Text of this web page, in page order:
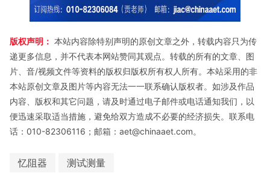
版权声明： 本站内容除特别声明的原创文章之外，转载内容只为传
递更多信息，并不代表本网站赞同其观点。转载的所有的文章、图
片、音/视频文件等资料的版权归版权所有权人所有。本站采用的非
本站原创文章及图片等内容无法一一联系确认版权者。如涉及作品
内容、版权和其它问题，请及时通过电子邮件或电话通知我们，以
便迅速采取适当措施，避免给双方造成不必要的经济损失。联系电
话：010-82306116；邮箱：aet@chinaaet.com。
忆阻器 测试测量